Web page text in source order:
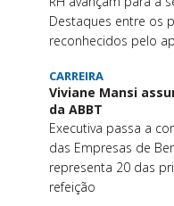
Destaques entre os
reconhecidos pelo
CARREIRA
Viviane Mansi
da ABBT
Executiva passa a
das Empresas de
representa 20 das
refeição